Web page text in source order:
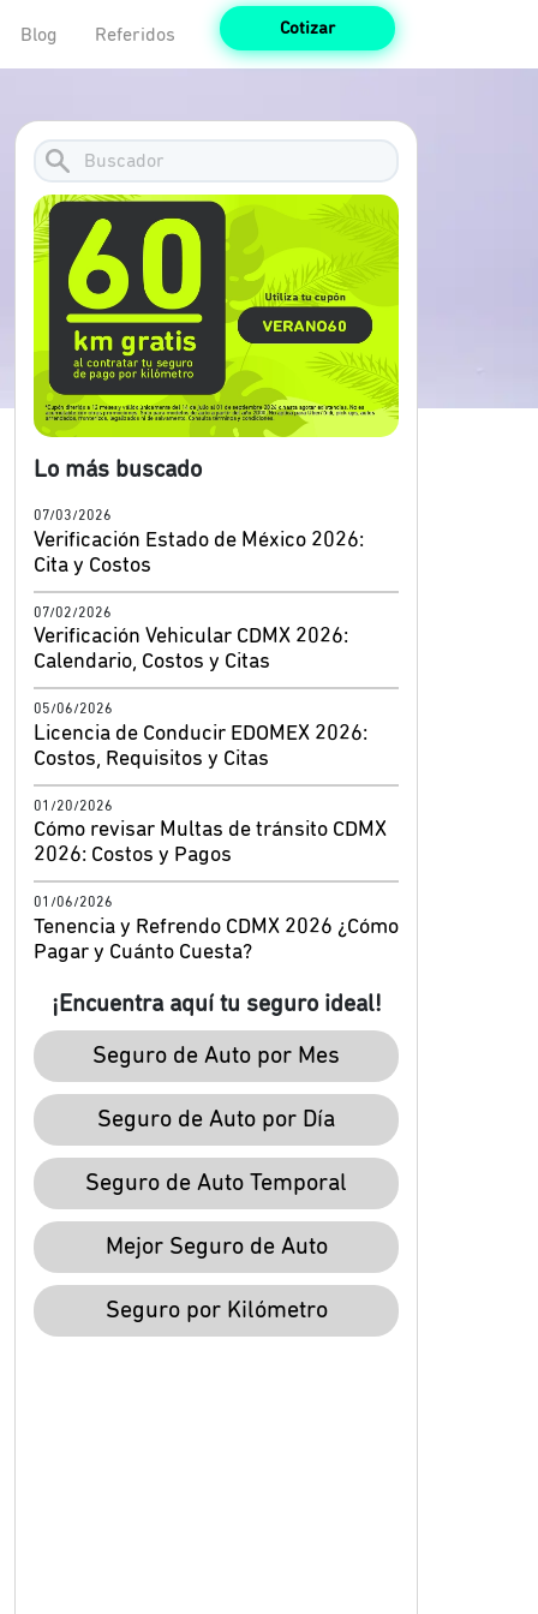
Cotizar
Blog Referidos
Lo más buscado
07/03/2026
Verificación Estado de México 2026:
Cita y Costos
07/02/2026
Verificación Vehicular CDMX 2026:
Calendario, Costos y Citas
05/06/2026
Licencia de Conducir EDOMEX 2026:
Costos, Requisitos y Citas
01/20/2026
Cómo revisar Multas de tránsito CDMX
2026: Costos y Pagos
01/06/2026
Tenencia y Refrendo CDMX 2026 ¿Cómo
Pagar y Cuánto Cuesta?
¡Encuentra aquí tu seguro ideal!
Seguro de Auto por Mes
Seguro de Auto por Día
Seguro de Auto Temporal
Mejor Seguro de Auto
Seguro por Kilómetro